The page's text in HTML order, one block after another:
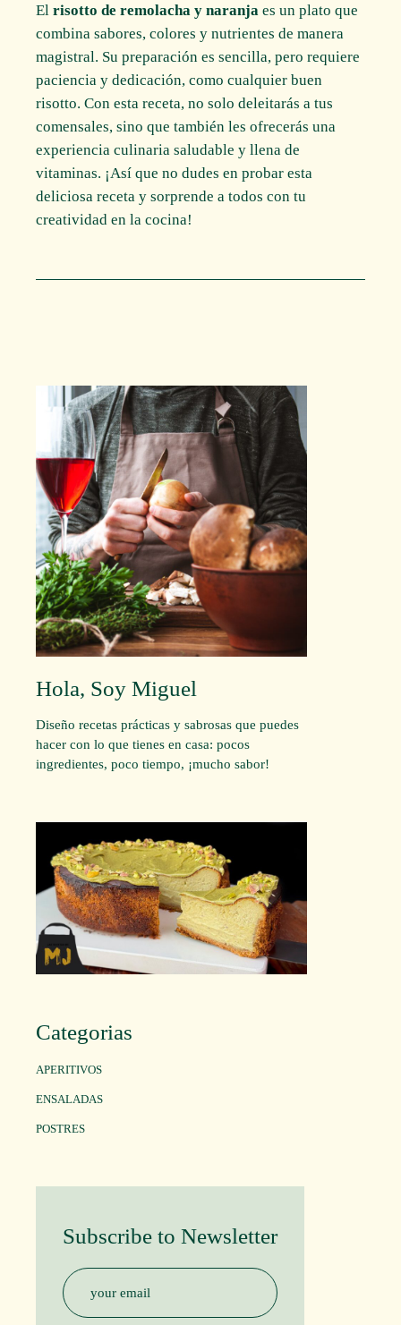
Elrisotto de remolacha y naranja es un plato que
combina sabores, colores y nutrientes de manera
magistral. Su preparación es sencilla, pero requiere
paciencia y dedicación, como cualquier buen
risotto. Con esta receta, no solo deleitarás a tus
comensales, sino que también les ofrecerás una
experiencia culinaria saludable y llena de
vitaminas. ¡Así que no dudes en probar esta
deliciosa receta y sorprende a todos con tu
creatividad en la cocina!
Hola, Soy Miguel
Diseño recetas prácticas y sabrosas que puedes
hacer con lo que tienes en casa: pocos
ingredientes, poco tiempo, ¡mucho sabor!
Categorias
APERITIVOS
ENSALADAS
POSTRES
Subscribe to Newsletter